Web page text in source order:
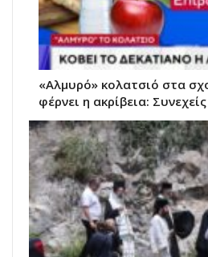
«Αλμυρό» κολατσιό στα
φέρνει η ακρίβεια: